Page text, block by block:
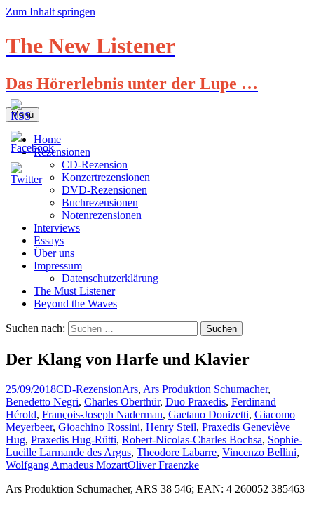
Zum Inhalt springen
The New Listener
Das Hörerlebnis unter der Lupe …
Menü
Home
Rezensionen
CD-Rezension
Konzertrezensionen
DVD-Rezensionen
Buchrezensionen
Notenrezensionen
Interviews
Essays
Über uns
Impressum
Datenschutzerklärung
The Must Listener
Beyond the Waves
Suchen nach:
Der Klang von Harfe und Klavier
25/09/2018CD-RezensionArs, Ars Produktion Schumacher,
Benedetto Negri, Charles Oberthür, Duo Praxedis, Ferdinand
Hérold, François-Joseph Naderman, Gaetano Donizetti, Giacomo
Meyerbeer, Gioachino Rossini, Henry Steil, Praxedis Geneviève
Hug, Praxedis Hug-Rütti, Robert-Nicolas-Charles Bochsa, Sophie-
Lucille Larmande des Argus, Theodore Labarre, Vincenzo Bellini,
Wolfgang Amadeus MozartOliver Fraenzke
Ars Produktion Schumacher, ARS 38 546; EAN: 4 260052 385463